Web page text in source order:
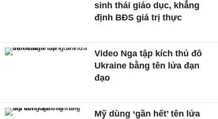
sinh thái giáo dục, khẳng
định BĐS giá trị thực
Video Nga tập kích thủ đô
Ukraine bằng tên lửa đạn
đạo
Mỹ dùng ‘gần hết’ tên lửa